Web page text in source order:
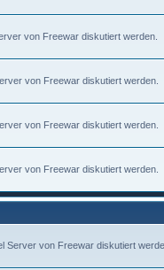
von Freewar diskutiert werden.
von Freewar diskutiert werden.
von Freewar diskutiert werden.
von Freewar diskutiert werden.
Server von Freewar diskutiert